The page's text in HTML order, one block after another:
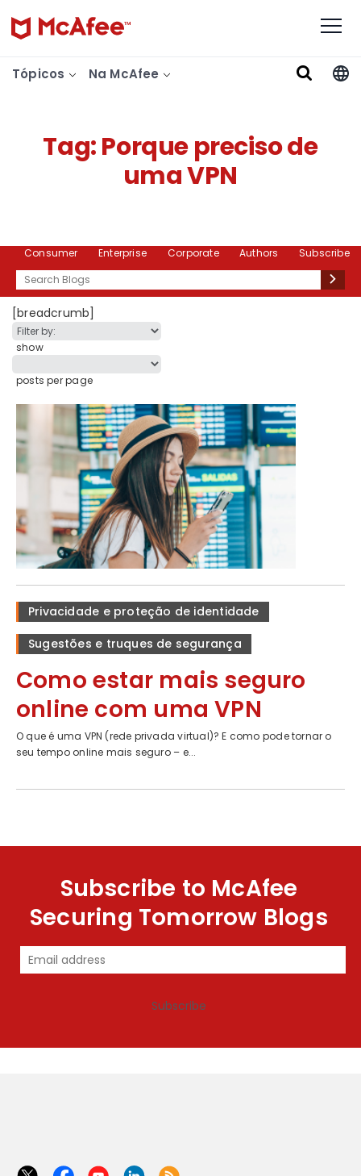
Tópicos Na McAfee
Tag:Porque preciso de
uma VPN
Consumer Enterprise Corporate Authors
Subscribe
Search
[breadcrumb]
show
posts per page
Privacidade e proteção de identidade
Sugestões e truques de segurança
Como estar mais seguro
online com uma VPN
O que é uma VPN (rede privada virtual)? E como pode tornar o
seu tempo online mais seguro – e...
Subscribe to McAfee
Securing Tomorrow Blogs
Subscribe